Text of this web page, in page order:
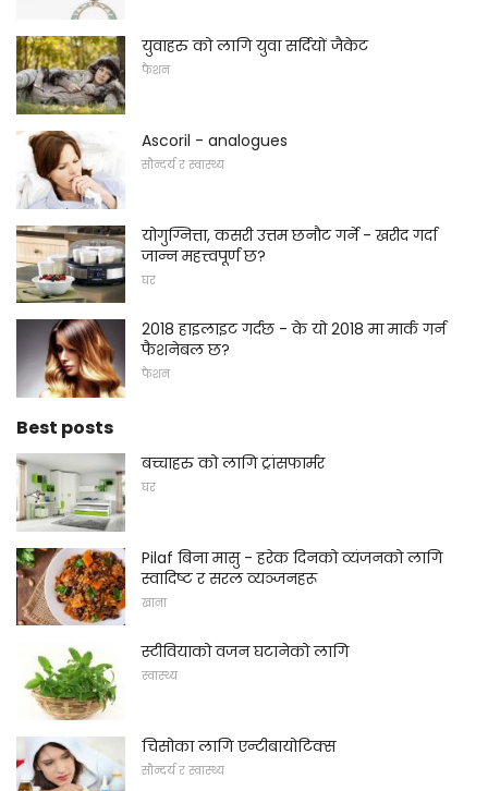
युवाहरु को लागि युवा सर्दियों जैकेट
फैशन
Ascoril - analogues
सौन्दर्य र स्वास्थ्य
योगुग्नित्ता, कसरी उत्तम छनौट गर्ने - खरीद गर्दा
जान्न महत्त्वपूर्ण छ?
घर
2018 हाइलाइट गर्दछ - के यो 2018 मा मार्क गर्न
फैशनेबल छ?
फैशन
Best posts
बच्चाहरु को लागि ट्रांसफार्मर
घर
Pilaf बिना मासु - हरेक दिनको व्यंजनको लागि
स्वादिष्ट र सरल व्यञ्जनहरू
खाना
स्टीवियाको वजन घटानेको लागि
स्वास्थ्य
चिसोका लागि एन्टीबायोटिक्स
सौन्दर्य र स्वास्थ्य